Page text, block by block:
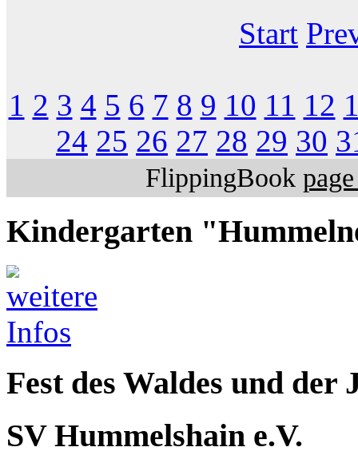
Start
1 2 3 4 5 6 7 8 9 10 11 12
24 25 26 27 28 29 30
FlippingBook
Kindergarten
Fest des Waldes und der
SV Hummelshain e.V.